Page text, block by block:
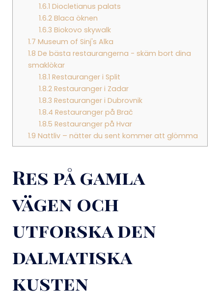
1.6.1 Diocletianus palats
1.6.2Blaca öknen
1.6.3 Biokovo skywalk
1.7 Museum of Sinj's Alka
1.8 De bästa restaurangerna - skäm bort dina
smaklökar
1.8.1 Restauranger i Split
1.8.2Restauranger i Zadar
1.8.3 Restauranger i Dubrovnik
1.8.4 Restauranger på Brač
1.8.5 Restauranger på Hvar
1.9 Nattliv – nätter du sent kommer att glömma
Res på gamla
vägen och
utforska den
dalmatiska
kusten